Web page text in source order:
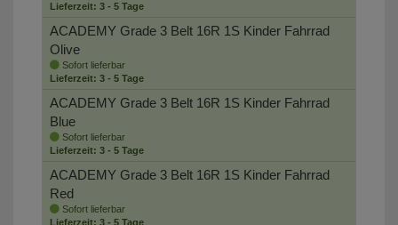
Lieferzeit: 3 - 5 Tage
ACADEMY Grade 3 Belt 16R 1S Kinder Fahrrad
Olive
Sofort lieferbar
Lieferzeit: 3 - 5 Tage
ACADEMY Grade 3 Belt 16R 1S Kinder Fahrrad
Blue
Sofort lieferbar
Lieferzeit: 3 - 5 Tage
ACADEMY Grade 3 Belt 16R 1S Kinder Fahrrad
Red
Sofort lieferbar
Lieferzeit: 3 - 5 Tage